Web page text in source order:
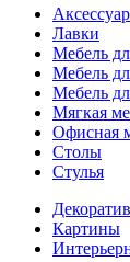
Лавки
Мебель
Мебель
Мебель
Мягкая
Офисная
Столы
Стулья
Картины